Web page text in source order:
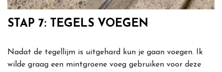
STAP 7: TEGELS VOEGEN
Nadat de tegellijm is uitgehard kun je gaan voegen. Ik
wilde graag een mintgroene voeg gebruiken voor deze